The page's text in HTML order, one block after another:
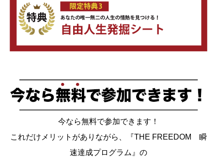
今なら無料で参加できます！
これだけメリットがありながら、『THE FREEDOM 瞬
速達成プログラム』の